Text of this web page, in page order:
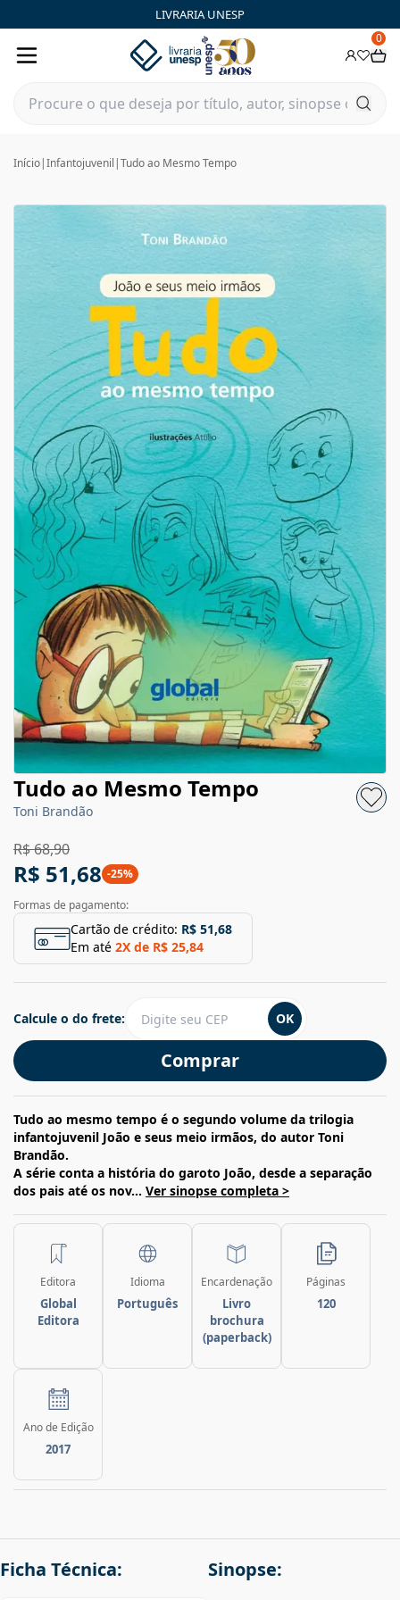
LIVRARIA UNESP
0
Início|Infantojuvenil |Tudo ao Mesmo Tempo
Tudo ao Mesmo Tempo
Toni Brandão
R$ 68,90
R$ 51,68 -25%
Formas de pagamento:
Cartão de crédito: R$ 51,68
Em até 2X de R$ 25,84
Comprar
Calcule o do frete: OK
Tudo ao mesmo tempo é o segundo volume da trilogia
infantojuvenil João e seus meio irmãos, do autor Toni
Brandão.
A série conta a história do garoto João, desde a separação
dos pais até os nov... Ver sinopse completa >
Editora
Global
Editora
Idioma
Português
Encardenação
Livro
brochura
(paperback)
Páginas
120
Ano de Edição
2017
Ficha Técnica: Sinopse: